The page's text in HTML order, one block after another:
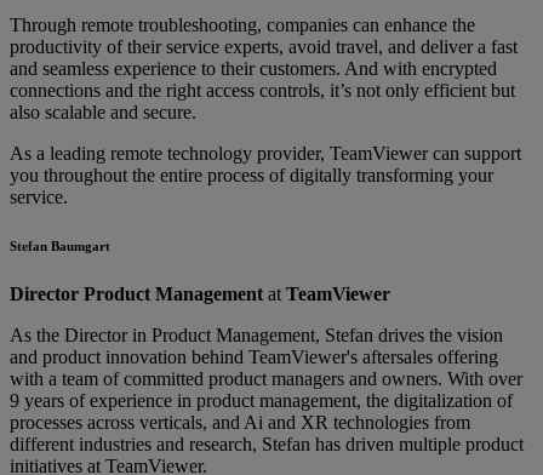
Through remote troubleshooting, companies can enhance the
productivity of their service experts, avoid travel, and deliver a fast
and seamless experience to their customers. And with encrypted
connections and the right access controls, it’s not only efficient but
also scalable and secure.
As a leading remote technology provider, TeamViewer can support
you throughout the entire process of digitally transforming your
service.
Stefan Baumgart
Director Product Management at TeamViewer
As the Director in Product Management, Stefan drives the vision
and product innovation behind TeamViewer's aftersales offering
with a team of committed product managers and owners. With over
9 years of experience in product management, the digitalization of
processes across verticals, and Ai and XR technologies from
different industries and research, Stefan has driven multiple product
initiatives at TeamViewer.